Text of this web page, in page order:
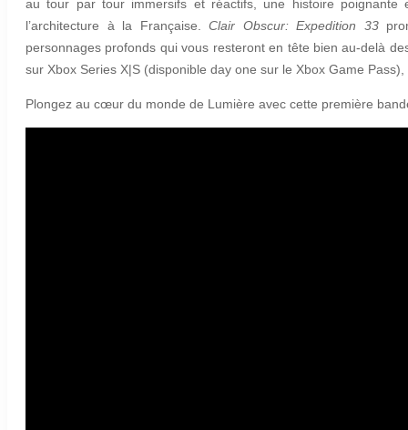
au tour par tour immersifs et réactifs, une histoire
l’architecture à la Française.Clair Obscur: Expedition 33
personnages profonds qui vous resteront en tête bien au-delà
sur Xbox Series X|S (disponible day one sur le Xbox Game
Plongez au cœur du monde de Lumière avec cette première